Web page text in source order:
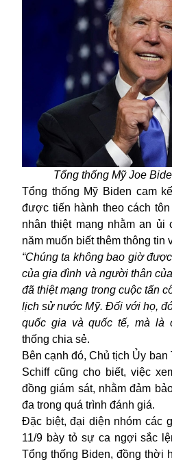
Tổng thống Mỹ Joe
Tổng thống Mỹ Biden cam
được tiến hành theo cách
nhân thiệt mạng nhằm an ủi
năm muốn biết thêm thông tin
“Chúng ta không bao giờ
của gia đình và người thân
đã thiệt mạng trong cuộc tấn
lịch sử nước Mỹ. Đối với họ,
quốc gia và quốc tế, mà là
thống chia sẻ.
Bên cạnh đó, Chủ tịch Ủy
Schiff cũng cho biết, việc
đồng giám sát, nhằm đảm
đa trong quá trình đánh giá.
Đặc biệt, đại diện nhóm các
11/9 bày tỏ sự ca ngợi sắc
Tổng thống Biden, đồng thời